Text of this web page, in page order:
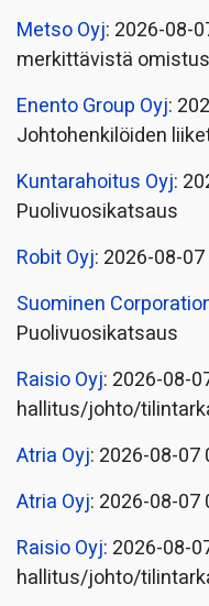
Metso Oyj: 2026-08-
merkittävistä
Enento Group Oyj:
Johtohenkilöiden
Kuntarahoitus Oyj:
Puolivuosikatsaus
Robit Oyj: 2026-08-
Suominen
Puolivuosikatsaus
Raisio Oyj: 2026-08-
hallitus/johto/
Atria Oyj: 2026-08-07
Atria Oyj: 2026-08-07
Raisio Oyj: 2026-08-
hallitus/johto/